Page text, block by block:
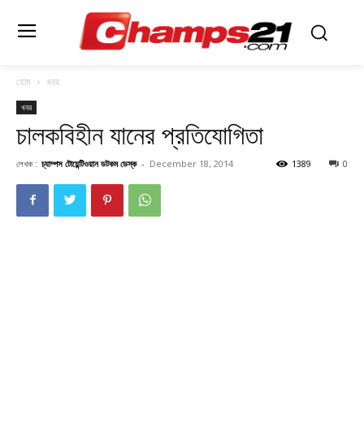
হোম খবর
খবর
চালকবিহীন যানের প্রতিযোগিতা
লেখক : চ্যাম্পস টোয়েন্টিওয়ান ডটকম ডেস্ক - December 18, 2014 0
1389